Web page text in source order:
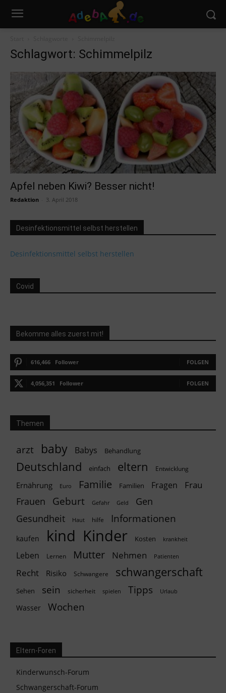
Schlagwort: Schimmelpilz
Apfel neben Kiwi? Besser nicht!
Redaktion 3. April 2018
Desinfektionsmittel selbst herstellen
Desinfektionsmittel selbst herstellen
Covid
Bekomme alles zuerst mit!
616,466 Follower FOLGEN
4,056,351 Follower FOLGEN
Themen
arzt baby Babys Behandlung
Deutschland einfach eltern Entwicklung
Ernährung Euro Familie Familien Fragen Frau
Frauen Geburt Gefahr Geld
Gen
Gesundheit
Haut hilfe Informationen
kaufen kind Kinder Kosten krankheit
Leben Lernen Mutter Nehmen Patienten
Recht Risiko Schwangere schwangerschaft
Sehen sein sicherheit spielen Tipps Urlaub
Wasser Wochen
Eltern-Foren
Kinderwunsch-Forum
Schwangerschaft-Forum